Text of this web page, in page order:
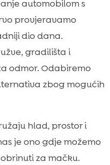
automobilom s
provjeravamo
dio dana.
gradilišta i
odmor. Odabiremo
zbog mogućih
hlad, prostor i
je ono gdje možemo
za mačku.